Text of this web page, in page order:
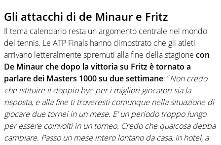
Gli attacchi di de Minaur e Fritz
Il tema calendario resta un argomento centrale nel mondo
del tennis. Le ATP Finals hanno dimostrato che gli atleti
arrivano letteralmente spremuti alla fine della stagione con
De Minaur che dopo la vittoria su Fritz è tornato a
parlare dei Masters 1000 su due settimane: “Non credo
che istituire il doppio bye per i migliori giocatori sia la
risposta, e alla fine ti troveresti comunque nella situazione di
giocare due tornei in un mese. E’ un periodo troppo lungo
per essere coinvolti in un torneo. Credo che qualcosa debba
cambiare. Passo un mese intero lontano da casa, in hotel, a